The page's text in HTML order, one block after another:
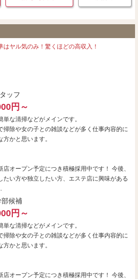
はヤル気のみ！驚くほどの高収入！
ッフ
円～
単な清掃などがメインです。
掃除や女の子との雑談などが多く仕事内容的に
方かと思います。
店オープン予定につき積極採用中です！ 今後、
たい方や独立したい方、エステ店に興味がある
部候補
円～
単な清掃などがメインです。
掃除や女の子との雑談などが多く仕事内容的に
方かと思います。
店オープン予定につき積極採用中です！ 今後、